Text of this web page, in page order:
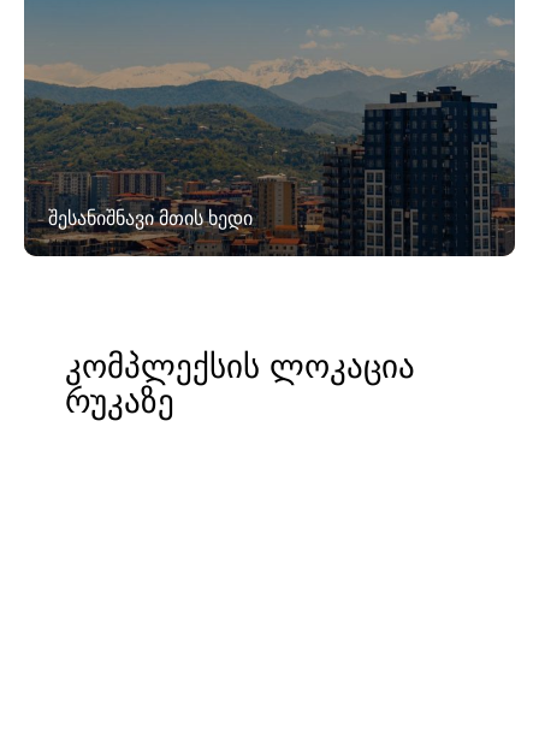
შესანიშნავი მთის ხედი
კომპლექსის ლოკაცია
რუკაზე